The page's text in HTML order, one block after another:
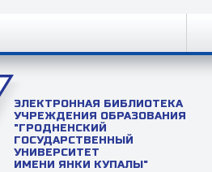
ЭЛЕКТРОННАЯ БИБЛИОТЕКА
УЧРЕЖДЕНИЯ ОБРАЗОВАНИЯ
"ГРОДНЕНСКИЙ
ГОСУДАРСТВЕННЫЙ
УНИВЕРСИТЕТ
ИМЕНИ ЯНКИ КУПАЛЫ"